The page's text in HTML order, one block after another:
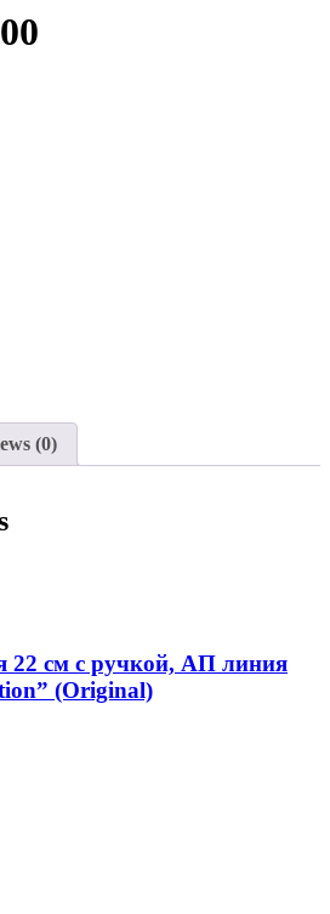
(0)
22 см с ручкой, АП линия
(Original)